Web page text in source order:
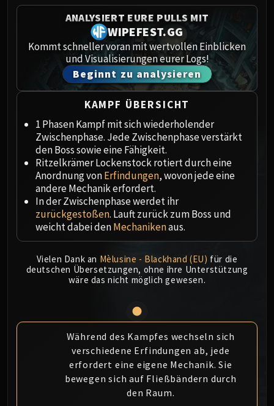
Garrosh Hellscream
THRONE OF THUNDER
Jin'rokh the Breaker
Horridon
Council of Elders
Tortos
Megaera
Ji-Kun
Durumu the Forgotten
Primordius
Dark Animus
Iron Qon
Twin Empyreans
Lei Shen
Ra-den
MANAFORGE OMEGA
Plexus Sentinel
Loom'ithar
Forgeweaver Araz
The Soul Hunters
Fractillus
Nexus-King Salhadaar
Dimensius, the All-Devouring
MSV / HOF / TOES
ANALYSIERT EURE PULLS MIT
WIPEFEST.GG
Kommt schneller voran mit wertvollen Einblicken
und Visualisierungen eurer Logs!
Beginnt zu analysieren
KAMPF ÜBERSICHT
1 Phasen Kampf mit sich wiederholender
Zwischenphase. Jede Zwischenphase verstärkt
den Boss sowie eine Fähigkeit.
Ritzelkrämer Lockenstock rotiert durch eine
Anordnung vonErfindungen, wovon jede eine
andere Mechanik erfordert.
In der Zwischenphase werdet ihr
zurückgestoßen. Lauft zurück zum Boss und
weicht dabei denMechanikenaus.
Vielen Dank an Mèlusine - Blackhand (EU) für die
deutschen Übersetzungen, ohne ihre Unterstützung
wäre das nicht möglich gewesen.
Während des Kampfes wechseln sich
verschiedene Erfindungen ab, jede
erfordert eine eigene Mechanik. Sie
bewegen sich auf Fließbändern durch
den Raum.